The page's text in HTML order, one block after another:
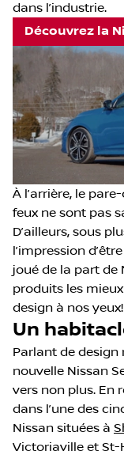
dans l’industrie.
Découvrez la
À l’arrière, le
feux ne sont pas
D’ailleurs, sous
l’impression
joué de la part de
produits les
design à nos yeux!
Un
Parlant de design
nouvelle Nissan
vers non plus. En
dans l’une des
Nissan situées à
Victoriaville et St-